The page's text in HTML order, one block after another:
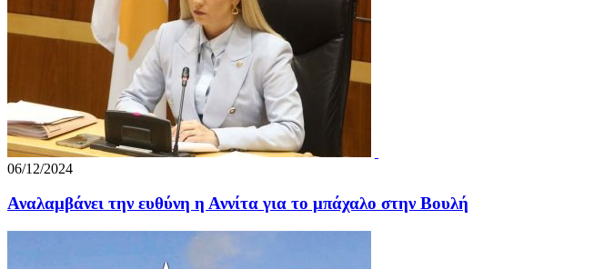
06/12/2024
Αναλαμβάνει την ευθύνη η Αννίτα για το μπάχαλο στην Βουλή